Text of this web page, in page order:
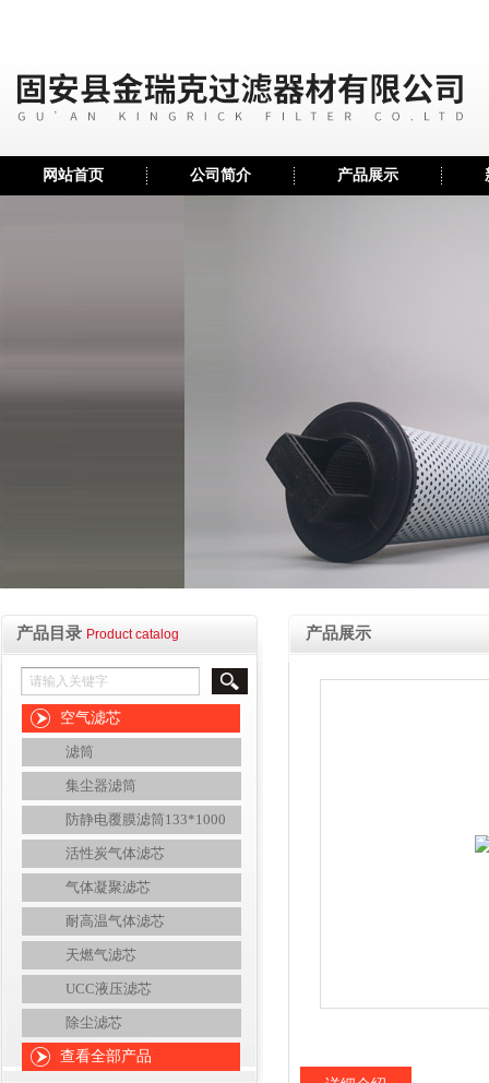
网站首页 公司简介 产品展示
产品目录 Product catalog
空气滤芯
滤筒
集尘器滤筒
防静电覆膜滤筒133*1000
活性炭气体滤芯
气体凝聚滤芯
耐高温气体滤芯
天燃气滤芯
UCC液压滤芯
除尘滤芯
查看全部产品
产品展示